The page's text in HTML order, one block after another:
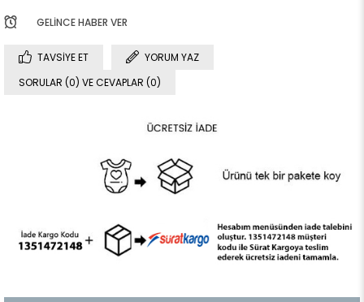
GELINCE HABER VER
TAVSIYE ET
YORUM YAZ
SORULAR (0) VE CEVAPLAR (0)